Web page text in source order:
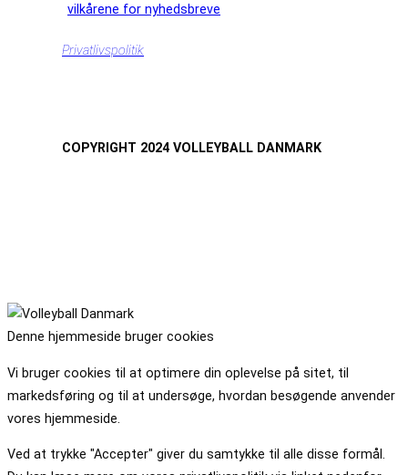
vilkårene for nyhedsbreve
Privatlivspolitik
COPYRIGHT 2024 VOLLEYBALL DANMARK
Denne hjemmeside bruger cookies
Vi bruger cookies til at optimere din oplevelse på sitet, til
markedsføring og til at undersøge, hvordan besøgende anvender
vores hjemmeside.
Ved at trykke "Accepter" giver du samtykke til alle disse formål.